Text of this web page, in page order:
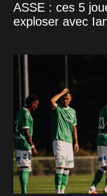
ASSE : ces 5
exploser avec